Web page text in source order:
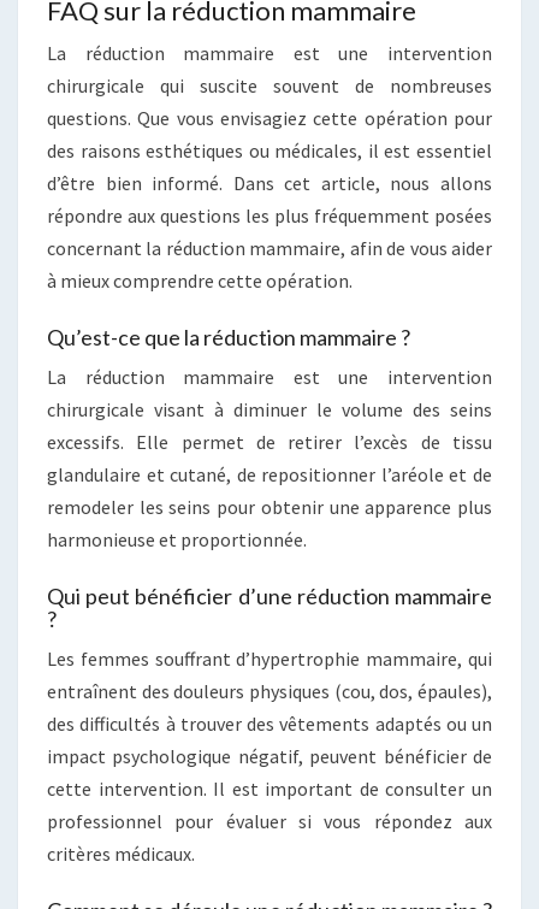
FAQ sur la réduction mammaire
La réduction mammaire est une intervention
chirurgicale qui suscite souvent de nombreuses
questions. Que vous envisagiez cette opération pour
des raisons esthétiques ou médicales, il est essentiel
d’être bien informé. Dans cet article, nous allons
répondre aux questions les plus fréquemment posées
concernant la réduction mammaire, afin de vous aider
à mieux comprendre cette opération.
Qu’est-ce que la réduction mammaire ?
La réduction mammaire est une intervention
chirurgicale visant à diminuer le volume des seins
excessifs. Elle permet de retirer l’excès de tissu
glandulaire et cutané, de repositionner l’aréole et de
remodeler les seins pour obtenir une apparence plus
harmonieuse et proportionnée.
Qui peut bénéficier d’une réduction mammaire
?
Les femmes souffrant d’hypertrophie mammaire, qui
entraînent des douleurs physiques (cou, dos, épaules),
des difficultés à trouver des vêtements adaptés ou un
impact psychologique négatif, peuvent bénéficier de
cette intervention. Il est important de consulter un
professionnel pour évaluer si vous répondez aux
critères médicaux.